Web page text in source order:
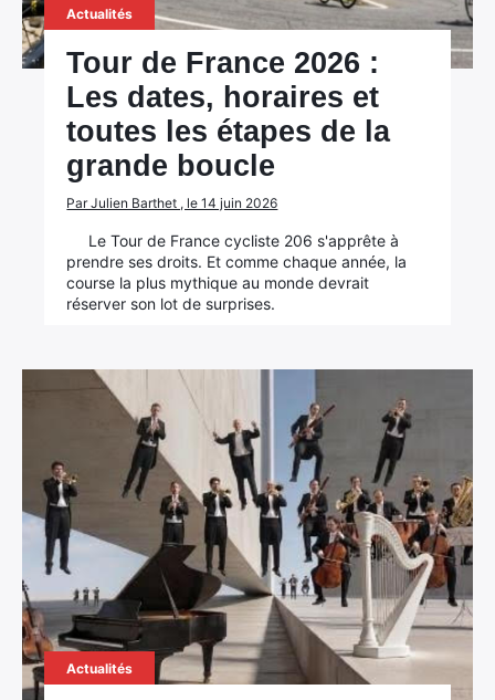
Actualités
Tour de France 2026 :
Les dates, horaires et
toutes les étapes de la
grande boucle
Par Julien Barthet , le 14 juin 2026
Le Tour de France cycliste 206 s'apprête à
prendre ses droits. Et comme chaque année, la
course la plus mythique au monde devrait
réserver son lot de surprises.
Actualités